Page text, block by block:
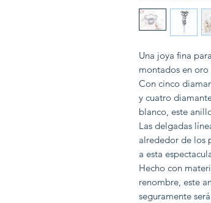
Una joya fina
montados en
Con cinco
y cuatro
blanco, este
Las delgadas
alrededor de los
a esta
Hecho con
renombre, este
seguramente